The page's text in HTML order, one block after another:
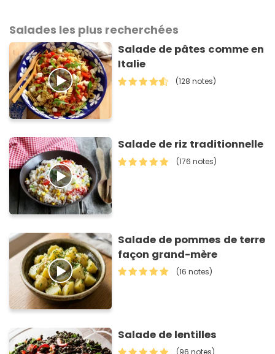
Salades les plus recherchées
Salade de pâtes comme en
Italie
(128 notes)
Salade de riz traditionnelle
(176 notes)
Salade de pommes de terre
façon grand-mère
(16 notes)
Salade de lentilles
(96 notes)